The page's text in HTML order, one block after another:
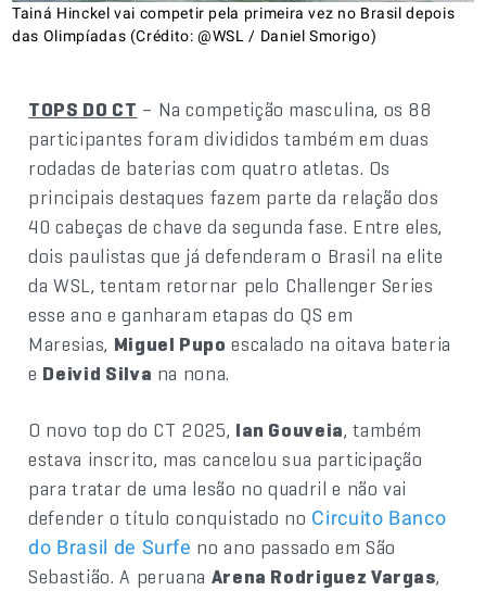
Tainá Hinckel vai competir pela primeira vez no Brasil depois
das Olimpíadas (Crédito: @WSL / Daniel Smorigo)
TOPS DO CT – Na competição masculina, os 88
participantes foram divididos também em duas
rodadas de baterias com quatro atletas. Os
principais destaques fazem parte da relação dos
40 cabeças de chave da segunda fase. Entre eles,
dois paulistas que já defenderam o Brasil na elite
da WSL, tentam retornar pelo Challenger Series
esse ano e ganharam etapas do QS em
Maresias, Miguel Pupo escalado na oitava bateria
e Deivid Silva na nona.
O novo top do CT 2025, Ian Gouveia, também
estava inscrito, mas cancelou sua participação
para tratar de uma lesão no quadril e não vai
defender o título conquistado no Circuito Banco
do Brasil de Surfe no ano passado em São
Sebastião. A peruana Arena Rodriguez Vargas,